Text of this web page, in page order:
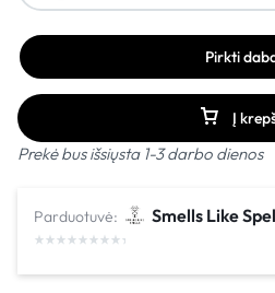
Į
Pirkti
Prekė bus išsiųsta 1-3 darbo dienos
Parduotuvė: Smells Like